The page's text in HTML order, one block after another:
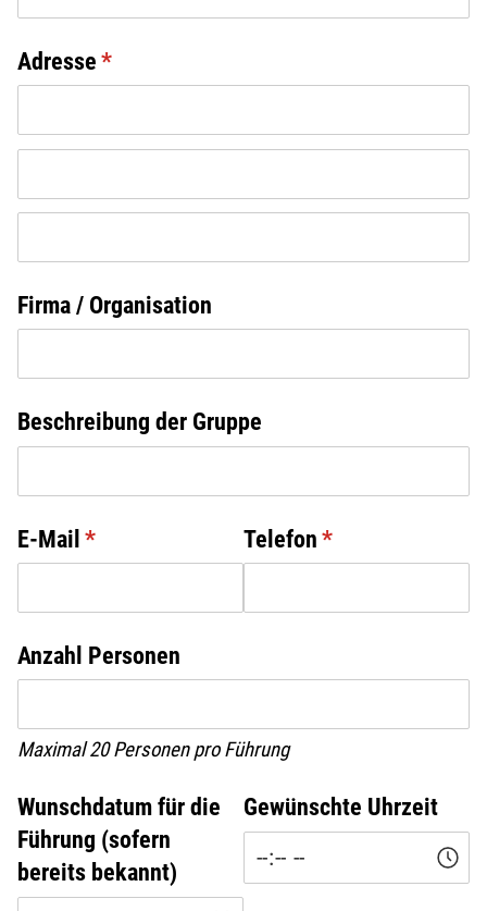
Adresse *
(erforderlich)
Firma /​ Organisation
Beschreibung der Gruppe
E-Mail *
(erforderlich) Telefon *
(erforderlich)
Anzahl Personen
Maximal 20 Personen pro Führung
Wunschdatum für die
Führung (sofern
bereits bekannt)
Gewünschte Uhrzeit